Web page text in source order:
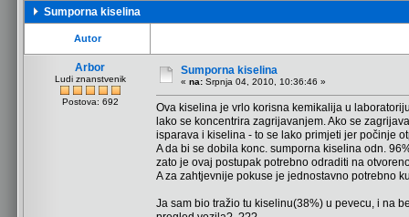
Sumporna kiselina
Autor
Arbor
Ludi znanstvenik
Postova: 692
Sumporna kiselina
« na: Srpnja 04, 2010, 10:36:46 »
Ova kiselina je vrlo korisna kemikalija u
lako se koncentrira zagrijavanjem. Ako se
isparava i kiselina - to se lako primjeti jer počinje
A da bi se dobila konc. sumporna kiselina odn.
zato je ovaj postupak potrebno odraditi na
A za zahtjevnije pokuse je jednostavno potrebno
Ja sam bio tražio tu kiselinu(38%) u pevecu, i na